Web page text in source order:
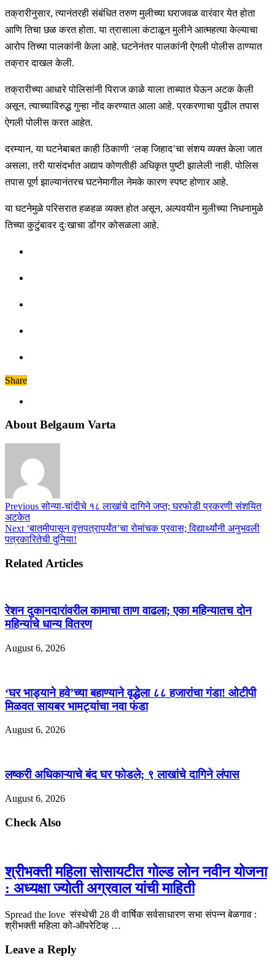
तक्रारीनुसार, त्यानंतरही संबंधित तरुण मुलीच्या घराजवळ वारंवार येत होता
आणि तिचा छळ करत होता. या त्रासाला कंटाळून मुलीने आत्महत्या केल्याचा
आरोप तिच्या पालकांनी केला आहे. घटनेनंतर पालकांनी ऐगली पोलीस ठाण्यात
तक्रार दाखल केली.
तक्रारीच्या आधारे पोलिसांनी पिराज काळे याला ताब्यात घेऊन अटक केली
असून, त्याच्याविरुद्ध गुन्हा नोंद करण्यात आला आहे. प्रकरणाचा पुढील तपास
ऐगली पोलीस करत आहेत.
दरम्यान, या घटनेबाबत काही ठिकाणी ‘लव्ह जिहाद’चा संशय व्यक्त केला जात
असला, तरी यासंदर्भात अद्याप कोणतीही अधिकृत पुष्टी झालेली नाही. पोलिस
तपास पूर्ण झाल्यानंतरच घटनेमागील नेमके कारण स्पष्ट होणार आहे.
या घटनेमुळे परिसरात हळहळ व्यक्त होत असून, अल्पवयीन मुलीच्या निधनामुळे
तिच्या कुटुंबावर दुःखाचा डोंगर कोसळला आहे.
Share
About Belgaum Varta
Previousसोन्या-चांदीचे १८ लाखांचे दागिने जप्त; घरफोडी प्रकरणी संशयित
अटकेत
Next ‘बातमीपासून वृत्तपत्रापर्यंत’चा रोमांचक प्रवास; विद्यार्थ्यांनी अनुभवली
पत्रकारितेची दुनिया!
Related Articles
रेशन दुकानदारांवरील कामाचा ताण वाढला; एका महिन्यातच दोन
महिन्यांचे धान्य वितरण
August 6, 2026
‘घर भाड्याने हवे’च्या बहाण्याने वृद्धेला ८८ हजारांचा गंडा! ओटीपी
मिळवत सायबर भामट्यांचा नवा फंडा
August 6, 2026
लष्करी अधिकाऱ्याचे बंद घर फोडले; ९ लाखांचे दागिने लंपास
August 6, 2026
Check Also
श्रीभक्ती महिला सोसायटीत गोल्ड लोन नवीन योजना
: अध्यक्षा ज्योती अग्रवाल यांची माहिती
Spread the love संस्थेची 28 वी वार्षिक सर्वसाधारण सभा संपन्न बेळगाव :
श्रीभक्ती महिला को-ऑपरेटिव्ह …
Leave a Reply